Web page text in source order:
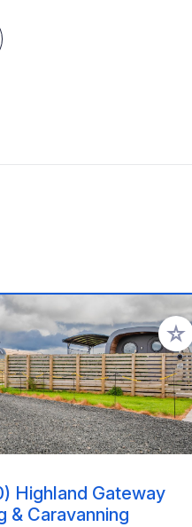
Zu
Highland Gateway
& Caravanning